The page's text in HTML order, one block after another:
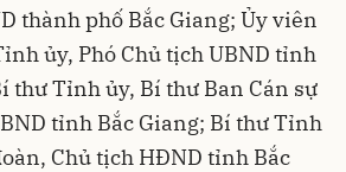
thành phố Bắc Giang; Ủy viên
ủy, Phó Chủ tịch UBND tỉnh
thư Tỉnh ủy, Bí thư Ban Cán sự
tỉnh Bắc Giang; Bí thư Tỉnh
Chủ tịch HĐND tỉnh Bắc